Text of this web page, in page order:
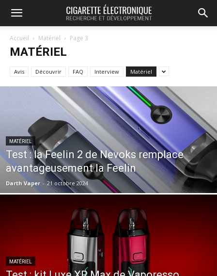
Accueil Matériel Page 3
MATÉRIEL
Avis Découvrir FAQ Interview Matériel
MATÉRIEL
Test : la Feelin 2 de Nevoks remplace
avantageusement la Feelin
Darth Vaper - 21 octobre 2024
MATÉRIEL